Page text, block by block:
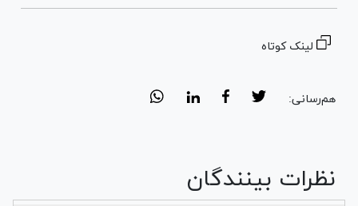
لینک کوتاه
هم‌رسانی:
نظرات بینندگان